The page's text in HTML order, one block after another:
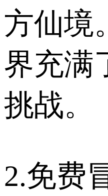
方仙境
界充满
挑战。
2.免费